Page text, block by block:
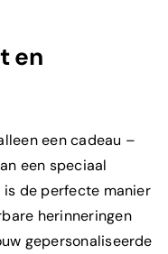
en
een cadeau –
een speciaal
is de perfecte manier
herinneringen
gepersonaliseerde